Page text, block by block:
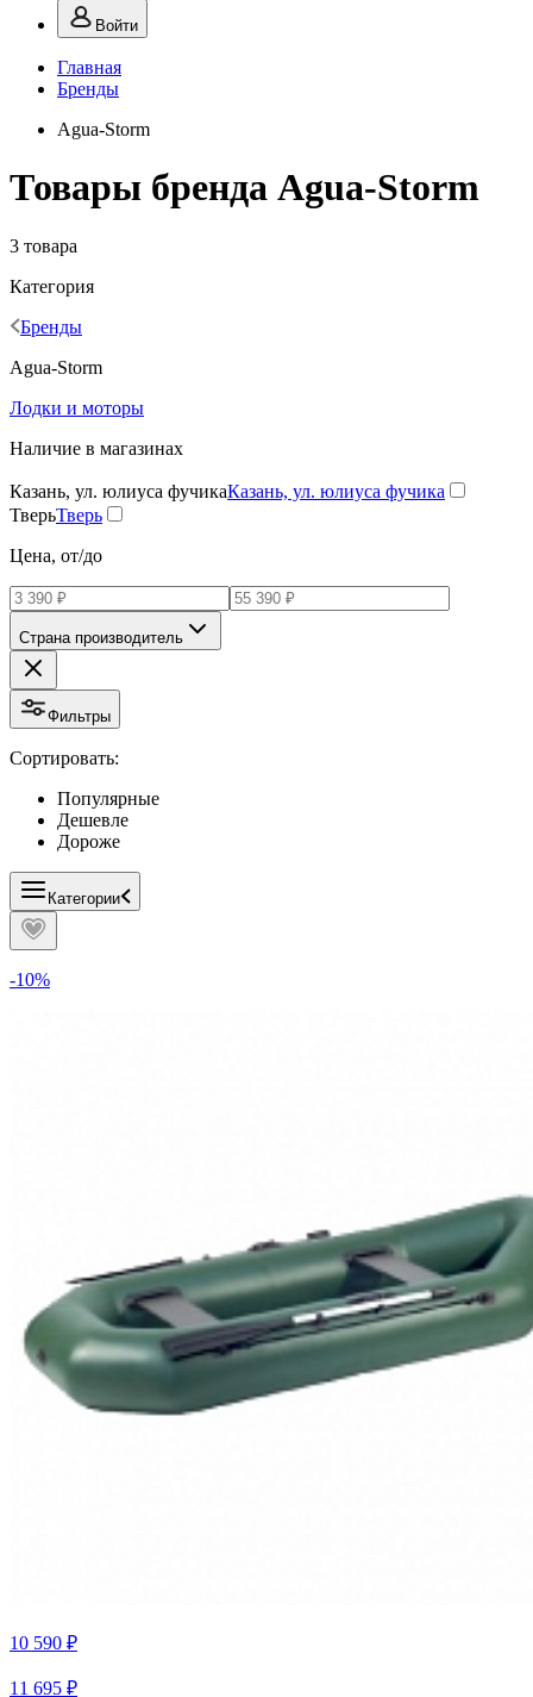
Войти
Главная
Бренды
Agua-Storm
Товары бренда Agua-Storm
3 товара
Категория
Бренды
Agua-Storm
Лодки и моторы
Наличие в магазинах
Казань, ул. юлиуса фучикаКазань, ул. юлиуса фучика
ТверьТверь
Цена, от/до
Страна производитель
Фильтры
Сортировать:
Популярные
Дешевле
Дороже
Категории
-10%
10 590 ₽
11 695 ₽